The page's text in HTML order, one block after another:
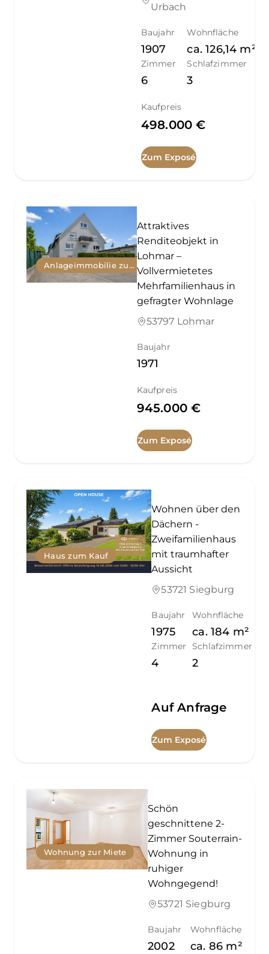
Urbach
Baujahr
1907
Wohnfläche
ca. 126,14 m²
Zimmer
6
Schlafzimmer
3
Kaufpreis
498.000 €
Zum Exposé
Anlageimmobilie zum Kauf
Attraktives
Renditeobjekt in
Lohmar –
Vollvermietetes
Mehrfamilienhaus in
gefragter Wohnlage
53797 Lohmar
Baujahr
1971
Kaufpreis
945.000 €
Zum Exposé
Haus zum Kauf
Wohnen über den
Dächern -
Zweifamilienhaus
mit traumhafter
Aussicht
53721 Siegburg
Baujahr
1975
Wohnfläche
ca. 184 m²
Zimmer
4
Schlafzimmer
2
Auf Anfrage
Zum Exposé
Wohnung zur Miete
Schön
geschnittene 2-
Zimmer Souterrain-
Wohnung in
ruhiger
Wohngegend!
53721 Siegburg
Baujahr
2002
Wohnfläche
ca. 86 m²